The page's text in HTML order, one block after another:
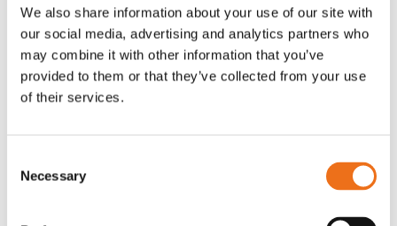
We also share information about your use of our site with
our social media, advertising and analytics partners who
may combine it with other information that you’ve
provided to them or that they’ve collected from your use
of their services.
Selection
Necessary
Hitta närmaste
återförsäljare
Visa på Google
Maps